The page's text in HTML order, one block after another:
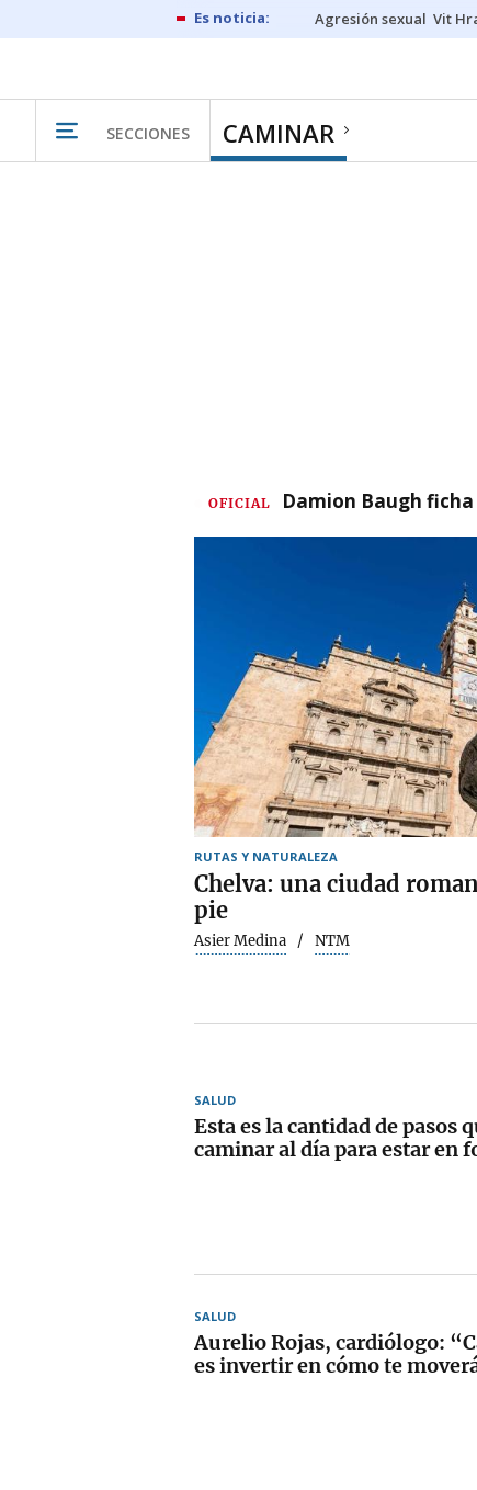
Agresión sexual Vit
SECCIONES CAMINAR
OFICIAL Damion Baugh
RUTAS Y NATURALEZA
Chelva: una ciudad
pie
Asier Medina NTM
SALUD
Esta es la cantidad de pasos
caminar al día para estar en
SALUD
Aurelio Rojas, cardiólogo:
es invertir en cómo te